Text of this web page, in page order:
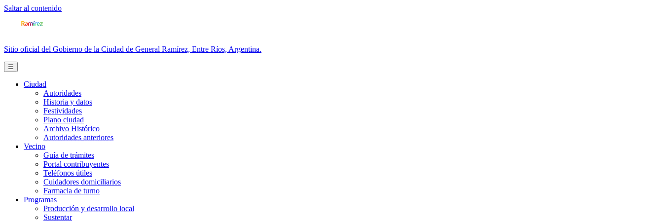
Saltar al contenido
Sitio oficial del Gobierno de la Ciudad de General Ramírez, Entre Ríos, Argentina.
☰
Ciudad
Autoridades
Historia y datos
Festividades
Plano ciudad
Archivo Histórico
Autoridades anteriores
Vecino
Guía de trámites
Portal contribuyentes
Teléfonos útiles
Cuidadores domiciliarios
Farmacia de turno
Programas
Producción y desarrollo local
Sustentar